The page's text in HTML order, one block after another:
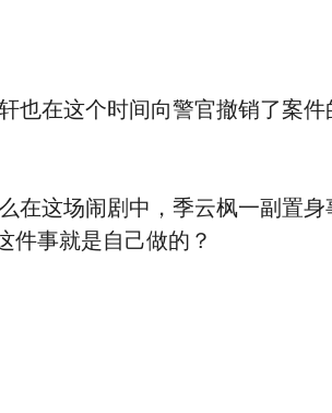
在这个时间向警官撤销了案
这场闹剧中，季云枫一副置身
件事就是自己做的？